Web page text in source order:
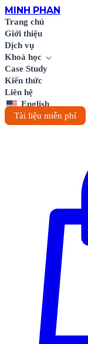
MINH PHAN
Trang chủ
Giới thiệu
Dịch vụ
Khoá học
Case Study
Kiến thức
Liên hệ
English
Tài liệu miễn phí